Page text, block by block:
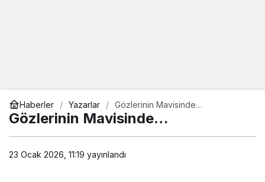
Haberler Yazarlar Gözlerinin Mavisinde…
Gözlerinin Mavisinde…
23 Ocak 2026, 11:19 yayınlandı